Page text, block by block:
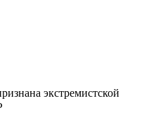
экстремистской